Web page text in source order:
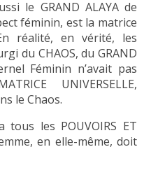
le GRAND ALAYA de
féminin, est la matrice
réalité, en vérité, les
du CHAOS, du GRAND
Féminin n’avait pas
UNIVERSELLE,
le Chaos.
tous les POUVOIRS ET
en elle-même, doit